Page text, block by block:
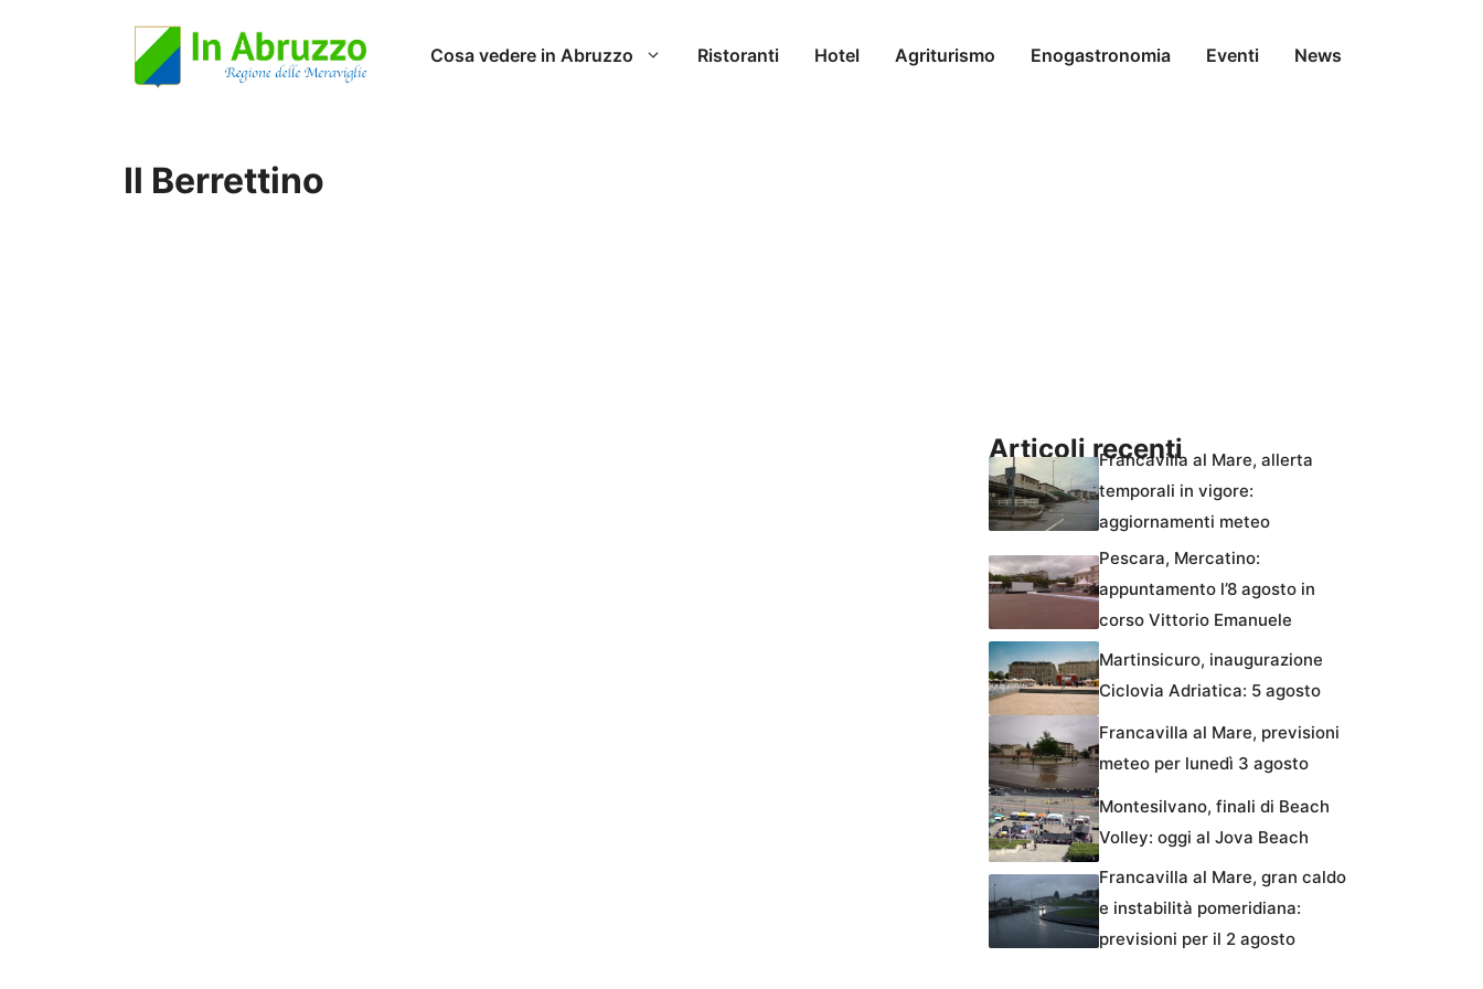
Cosa vedere in Abruzzo Ristoranti Hotel Agriturismo Enogastronomia Eventi News
Il Berrettino
Articoli recentiFrancavilla al Mare, allerta
temporali in vigore:
aggiornamenti meteo
Pescara, Mercatino:
appuntamento l’8 agosto in
corso Vittorio Emanuele
Martinsicuro, inaugurazione
Ciclovia Adriatica: 5 agosto
Francavilla al Mare, previsioni
meteo per lunedì 3 agosto
Montesilvano, finali di Beach
Volley: oggi al Jova Beach
Francavilla al Mare, gran caldo
e instabilità pomeridiana:
previsioni per il 2 agosto